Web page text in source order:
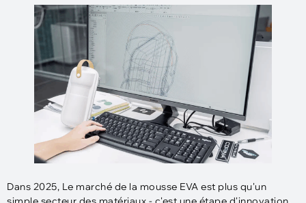
Dans 2025, Le marché de la mousse EVA est plus qu'un